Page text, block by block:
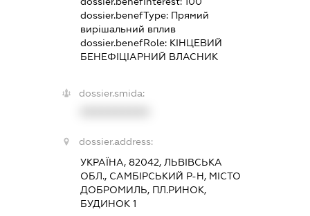
dossier.benefType: Прямий
вирішальний вплив
dossier.benefRole: КІНЦЕВИЙ
БЕНЕФІЦІАРНИЙ ВЛАСНИК
dossier.smida:
dossier.address:
УКРАЇНА, 82042, ЛЬВІВСЬКА
ОБЛ., САМБІРСЬКИЙ Р-Н, МІСТО
ДОБРОМИЛЬ, ПЛ.РИНОК,
БУДИНОК 1